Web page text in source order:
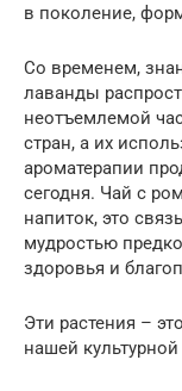
в поколение,
Со временем,
лаванды
неотъемлемой
стран, а их
ароматерапии
сегодня. Чай с
напиток, это
мудростью
здоровья и
Эти растения –
нашей